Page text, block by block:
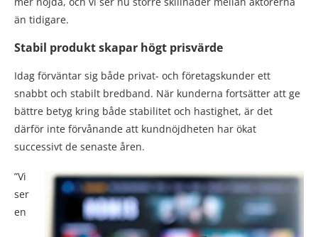
än tidigare.
Stabil produkt skapar högt prisvärde
Idag förväntar sig både privat- och företagskunder ett
snabbt och stabilt bredband. När kunderna fortsätter att ge
bättre betyg kring både stabilitet och hastighet, är det
därför inte förvånande att kundnöjdheten har ökat
successivt de senaste åren.
”Vi
ser
en